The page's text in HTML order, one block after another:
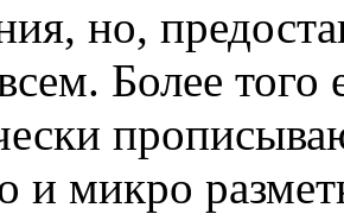
но,
Более
и микро